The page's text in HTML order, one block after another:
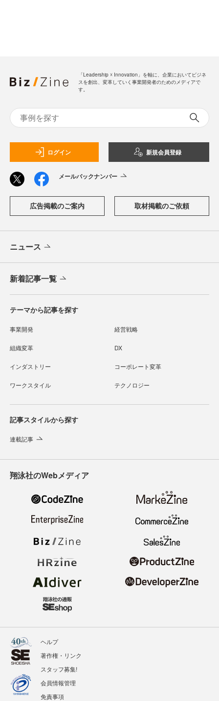
「Leadership ☓ Innovation」を軸に、企業においてビジネ
スを創出、変革していく事業開発者のためのメディアで
す。
ログイン 新規会員登録
メールバックナンバー
広告掲載のご案内 取材掲載のご依頼
ニュース
新着記事一覧
テーマから記事を探す
事業開発 経営戦略
組織変革 DX
インダストリー コーポレート変革
ワークスタイル テクノロジー
記事スタイルから探す
連載記事
翔泳社のWebメディア
ヘルプ
著作権・リンク
スタッフ募集!
会員情報管理
免責事項